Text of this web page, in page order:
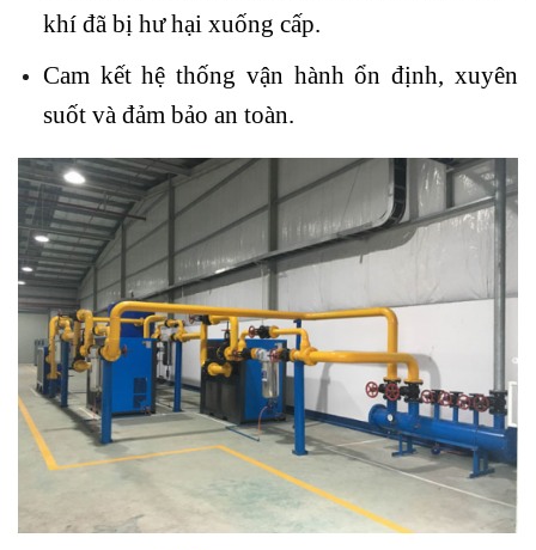
khí đã bị hư hại xuống cấp.
Cam kết hệ thống vận hành ổn định, xuyên
suốt và đảm bảo an toàn.